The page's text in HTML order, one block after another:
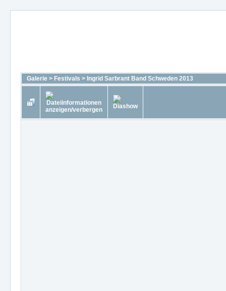
Galerie > Festivals > Ingrid Sarbrant Band Schweden 2013